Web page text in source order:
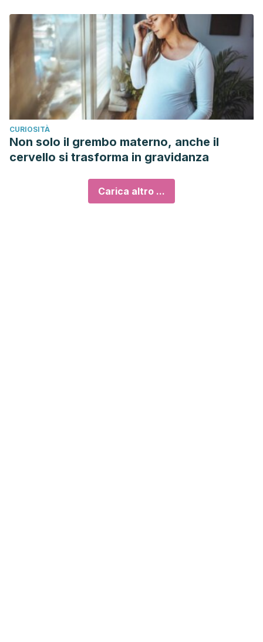
CURIOSITÀ
Non solo il grembo materno, anche il
cervello si trasforma in gravidanza
Carica altro ...